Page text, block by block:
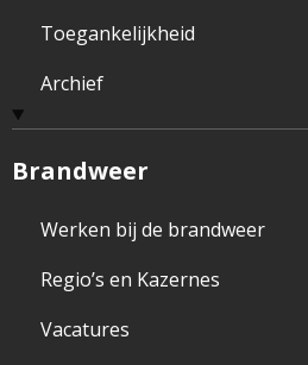
Toegankelijkheid
Archief
Brandweer
Werken bij de brandweer
Regio’s en Kazernes
Vacatures